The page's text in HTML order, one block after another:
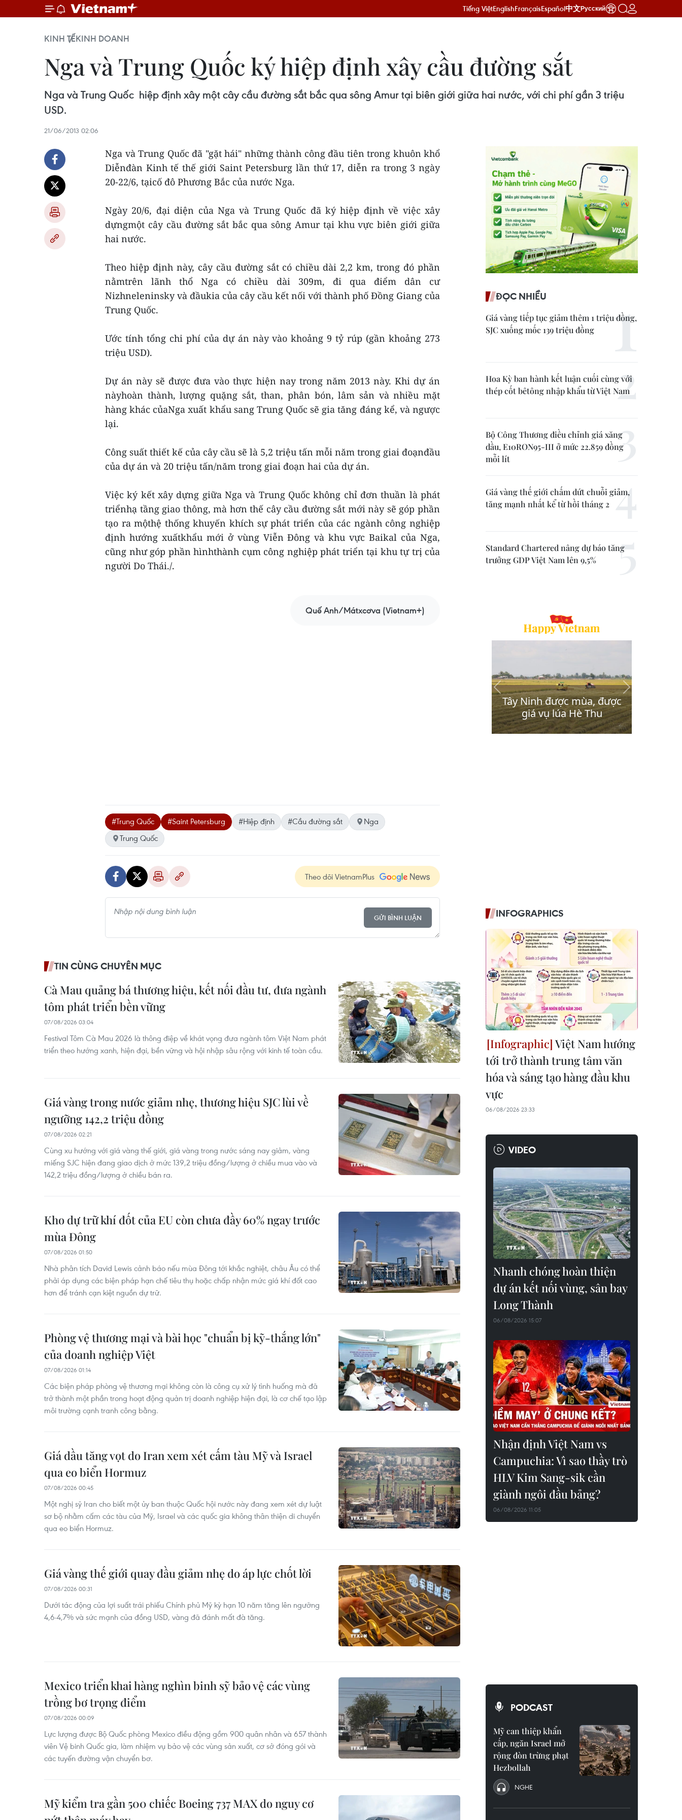
Tiếng ViệtEnglishFrançaisEspañol中文Русский
KINH TẾKINH DOANH
Nga và Trung Quốc ký hiệp định xây cầu đường sắt
Nga và Trung Quốc hiệp định xây một cây cầu đường sắt bắc qua sông Amur tại biên giới giữa hai nước, với chi phí gần 3 triệu
USD.
21/06/2013 02:06
Nga và Trung Quốc đã "gặt hái" những thành công đầu tiên trong khuôn khổ
Diễnđàn Kinh tế thế giới Saint Petersburg lần thứ 17, diễn ra trong 3 ngày
20-22/6, tạicố đô Phương Bắc của nước Nga.
Ngày 20/6, đại diện của Nga và Trung Quốc đã ký hiệp định về việc xây
dựngmột cây cầu đường sắt bắc qua sông Amur tại khu vực biên giới giữa
hai nước.
Theo hiệp định này, cây cầu đường sắt có chiều dài 2,2 km, trong đó phần
nằmtrên lãnh thổ Nga có chiều dài 309m, đi qua điểm dân cư
Nizhneleninsky và đầukia của cây cầu kết nối với thành phố Đồng Giang của
Trung Quốc.
Ước tính tổng chi phí của dự án này vào khoảng 9 tỷ rúp (gần khoảng 273
triệu USD).
Dự án này sẽ được đưa vào thực hiện nay trong năm 2013 này. Khi dự án
nàyhoàn thành, lượng quặng sắt, than, phân bón, lâm sản và nhiều mặt
hàng khác củaNga xuất khẩu sang Trung Quốc sẽ gia tăng đáng kể, và ngược
lại.
Công suất thiết kế của cây cầu sẽ là 5,2 triệu tấn mỗi năm trong giai đoạnđầu
của dự án và 20 triệu tấn/năm trong giai đoạn hai của dự án.
Việc ký kết xây dựng giữa Nga và Trung Quốc không chỉ đơn thuần là phát
triểnhạ tầng giao thông, mà hơn thế cây cầu đường sắt mới này sẽ góp phần
tạo ra mộthệ thống khuyến khích sự phát triển của các ngành công nghiệp
định hướng xuấtkhẩu mới ở vùng Viễn Đông và khu vực Baikal của Nga,
cũng như góp phần hìnhthành cụm công nghiệp phát triển tại khu tự trị của
người Do Thái./.
Quế Anh/Mátxcơva (Vietnam+)
#Trung Quốc #Saint Petersburg #Hiệp định #Cầu đường sắt
Nga
Trung Quốc
Theo dõi VietnamPlus
GỬI BÌNH LUẬN
TIN CÙNG CHUYÊN MỤC
Cà Mau quảng bá thương hiệu, kết nối đầu tư, đưa ngành
tôm phát triển bền vững
07/08/2026 03:04
Festival Tôm Cà Mau 2026 là thông điệp về khát vọng đưa ngành tôm Việt Nam phát
triển theo hướng xanh, hiện đại, bền vững và hội nhập sâu rộng với kinh tế toàn cầu.
Giá vàng trong nước giảm nhẹ, thương hiệu SJC lùi về
ngưỡng 142,2 triệu đồng
07/08/2026 02:21
Cùng xu hướng với giá vàng thế giới, giá vàng trong nước sáng nay giảm, vàng
miếng SJC hiện đang giao dịch ở mức 139,2 triệu đồng/lượng ở chiều mua vào và
142,2 triệu đồng/lượng ở chiều bán ra.
Kho dự trữ khí đốt của EU còn chưa đầy 60% ngay trước
mùa Đông
07/08/2026 01:50
Nhà phân tích David Lewis cảnh báo nếu mùa Đông tới khắc nghiệt, châu Âu có thể
phải áp dụng các biện pháp hạn chế tiêu thụ hoặc chấp nhận mức giá khí đốt cao
hơn để tránh cạn kiệt nguồn dự trữ.
Phòng vệ thương mại và bài học "chuẩn bị kỹ-thắng lớn"
của doanh nghiệp Việt
07/08/2026 01:14
Các biện pháp phòng vệ thương mại không còn là công cụ xử lý tình huống mà đã
trở thành một phần trong hoạt động quản trị doanh nghiệp hiện đại, là cơ chế tạo lập
môi trường cạnh tranh công bằng.
Giá dầu tăng vọt do Iran xem xét cấm tàu Mỹ và Israel
qua eo biển Hormuz
07/08/2026 00:45
Một nghị sỹ Iran cho biết một ủy ban thuộc Quốc hội nước này đang xem xét dự luật
sơ bộ nhằm cấm các tàu của Mỹ, Israel và các quốc gia không thân thiện di chuyển
qua eo biển Hormuz.
Giá vàng thế giới quay đầu giảm nhẹ do áp lực chốt lời
07/08/2026 00:31
Dưới tác động của lợi suất trái phiếu Chính phủ Mỹ kỳ hạn 10 năm tăng lên ngưỡng
4,6-4,7% và sức mạnh của đồng USD, vàng đã đánh mất đà tăng.
Mexico triển khai hàng nghìn binh sỹ bảo vệ các vùng
trồng bơ trọng điểm
07/08/2026 00:09
Lực lượng được Bộ Quốc phòng Mexico điều động gồm 900 quân nhân và 657 thành
viên Vệ binh Quốc gia, làm nhiệm vụ bảo vệ các vùng sản xuất, cơ sở đóng gói và
các tuyến đường vận chuyển bơ.
Mỹ kiểm tra gần 500 chiếc Boeing 737 MAX do nguy cơ
ĐỌC NHIỀU
Giá vàng tiếp tục giảm thêm 1 triệu đồng,
SJC xuống mốc 139 triệu đồng
Hoa Kỳ ban hành kết luận cuối cùng với
thép cốt bêtông nhập khẩu từ Việt Nam
Bộ Công Thương điều chỉnh giá xăng
dầu, E10RON95-III ở mức 22.859 đồng
mỗi lít
Giá vàng thế giới chấm dứt chuỗi giảm,
tăng mạnh nhất kể từ hồi tháng 2
Standard Chartered nâng dự báo tăng
trưởng GDP Việt Nam lên 9,5%
INFOGRAPHICS
Việt Nam hướng
tới trở thành trung tâm văn
hóa và sáng tạo hàng đầu khu
vực
06/08/2026 23:33
VIDEO
Nhanh chóng hoàn thiện
dự án kết nối vùng, sân bay
Long Thành
06/08/2026 15:07
Nhận định Việt Nam vs
Campuchia: Vì sao thầy trò
HLV Kim Sang-sik cần
giành ngôi đầu bảng?
06/08/2026 11:05
PODCAST
Mỹ can thiệp khẩn
cấp, ngăn Israel mở
rộng đòn trừng phạt
Hezbollah
NGHE